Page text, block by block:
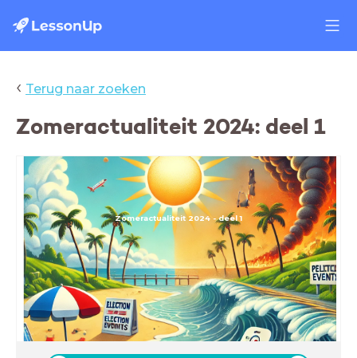
‹ Terug naar zoeken
Zomeractualiteit 2024: deel 1
Zomeractualiteit 2024 - deel 1